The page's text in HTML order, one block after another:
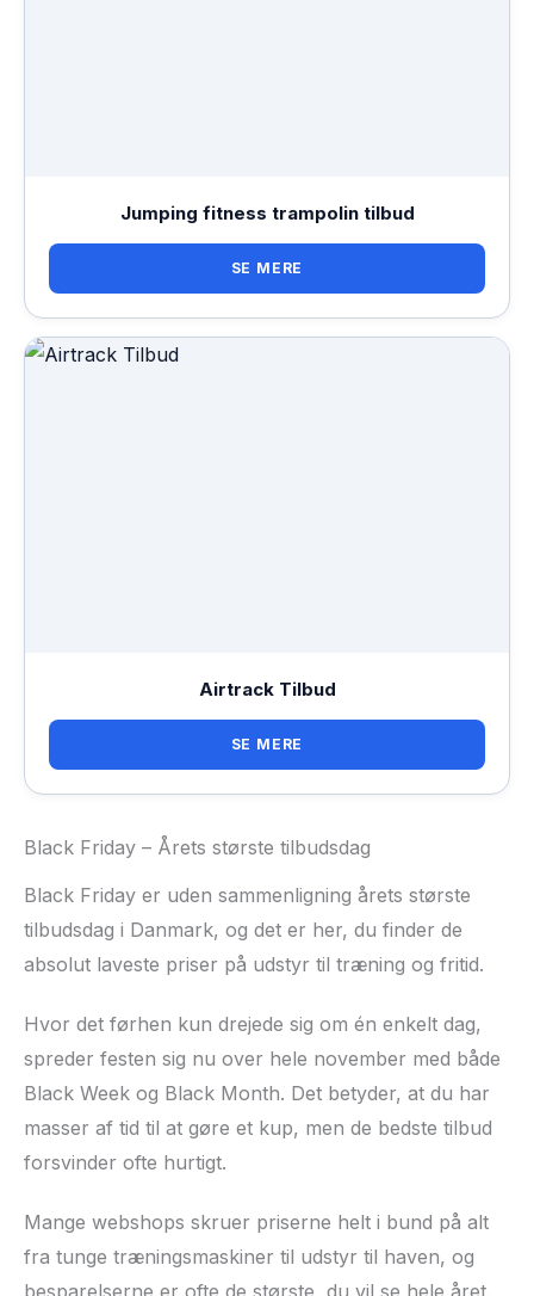
Jumping fitness trampolin tilbud
SE MERE
Airtrack Tilbud
SE MERE
Black Friday – Årets største tilbudsdag
Black Friday er uden sammenligning årets største
tilbudsdag i Danmark, og det er her, du finder de
absolut laveste priser på udstyr til træning og fritid.
Hvor det førhen kun drejede sig om én enkelt dag,
spreder festen sig nu over hele november med både
Black Week og Black Month. Det betyder, at du har
masser af tid til at gøre et kup, men de bedste tilbud
forsvinder ofte hurtigt.
Mange webshops skruer priserne helt i bund på alt
fra tunge træningsmaskiner til udstyr til haven, og
besparelserne er ofte de største, du vil se hele året.